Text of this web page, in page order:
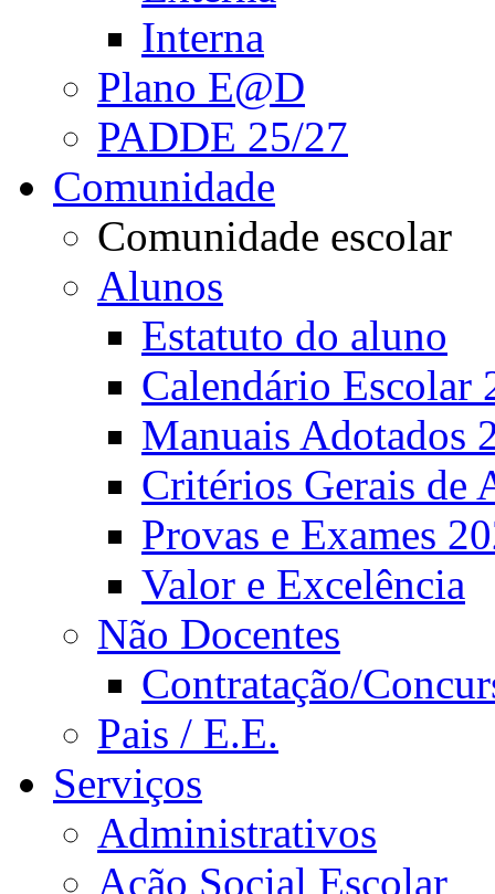
Interna
Plano E@D
PADDE 25/27
Comunidade
Comunidade escolar
Alunos
Estatuto do aluno
Calendário Escolar
Manuais Adotados
Critérios Gerais de
Provas e Exames
Valor e Excelência
Não Docentes
Contratação/
Pais / E.E.
Serviços
Administrativos
Ação Social Escolar